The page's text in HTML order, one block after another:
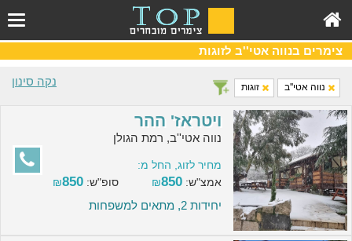
צימרים בנווה אטי''ב לזוגות
נקה סינון נווה אטי''ב זוגות
ויטראז' ההר
נווה אטי''ב, רמת הגולן
מחיר לזוג, החל מ:
אמצ"ש:
₪850 סופ"ש: ₪850
יחידות 2, מתאים למשפחות